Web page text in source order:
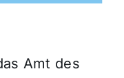
Amt des